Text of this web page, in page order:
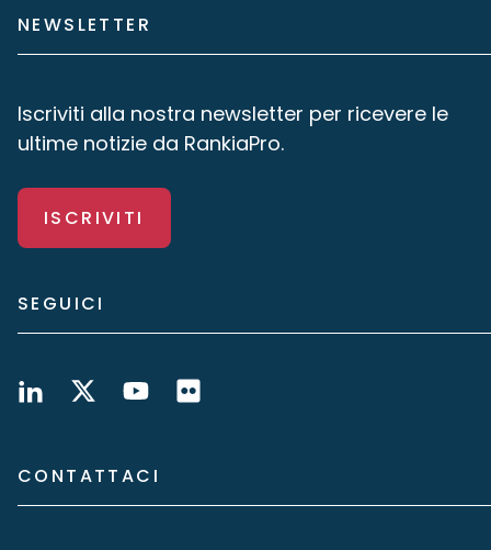
NEWSLETTER
Iscriviti alla nostra newsletter per ricevere le
ultime notizie da RankiaPro.
ISCRIVITI
SEGUICI
CONTATTACI